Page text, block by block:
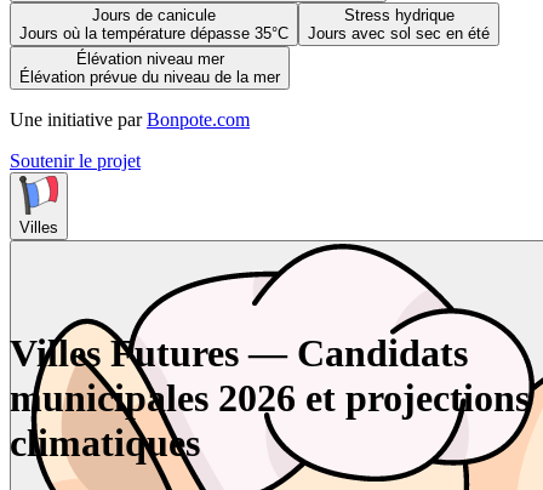
Jours de canicule
Jours où la température dépasse 35°C
Stress hydrique
Jours avec sol sec en été
Élévation niveau mer
Élévation prévue du niveau de la mer
Une initiative par Bonpote.com
Soutenir le projet
Villes
Villes Futures — Candidats
municipales 2026 et projections
climatiques